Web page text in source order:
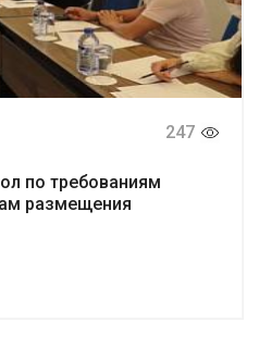
247
по требованиям
размещения